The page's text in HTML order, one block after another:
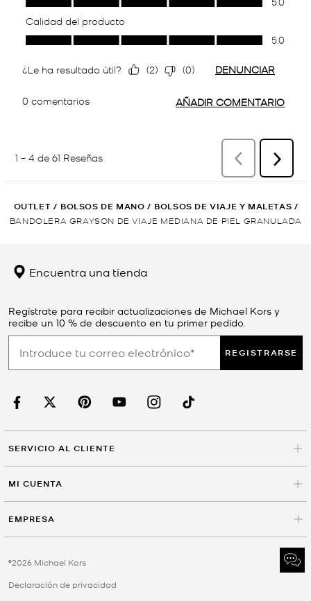
OUTLET / BOLSOS DE MANO / BOLSOS DE VIAJE Y MALETAS /
BANDOLERA GRAYSON DE VIAJE MEDIANA DE PIEL GRANULADA
Encuentra una tienda
Regístrate para recibir actualizaciones de Michael Kors y
recibe un 10 % de descuento en tu primer pedido.
REGISTRARSE
SERVICIO AL CLIENTE
MI CUENTA
EMPRESA
©2026 Michael Kors
Declaración de privacidad